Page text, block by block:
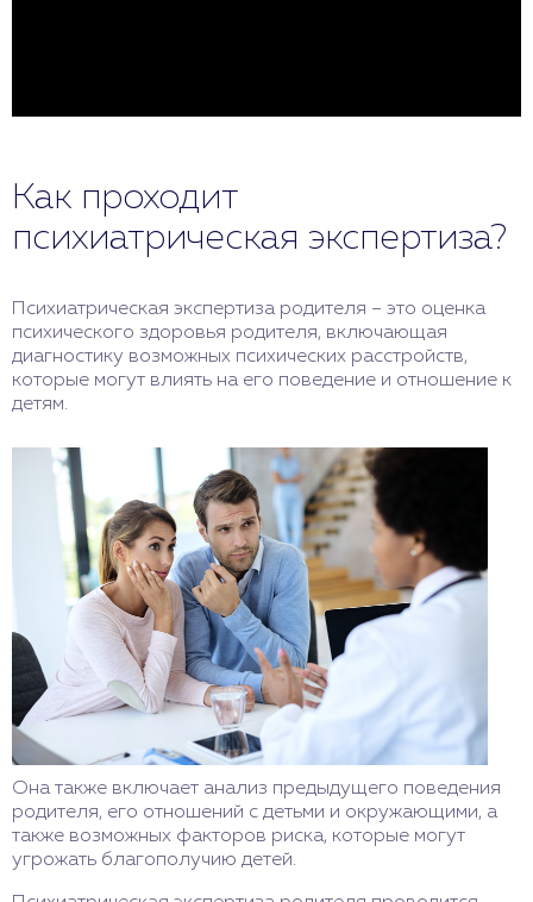
Как проходит
психиатрическая экспертиза?
Психиатрическая экспертиза родителя – это оценка
психического здоровья родителя, включающая
диагностику возможных психических расстройств,
которые могут влиять на его поведение и отношение к
детям.
Она также включает анализ предыдущего поведения
родителя, его отношений с детьми и окружающими, а
также возможных факторов риска, которые могут
угрожать благополучию детей.